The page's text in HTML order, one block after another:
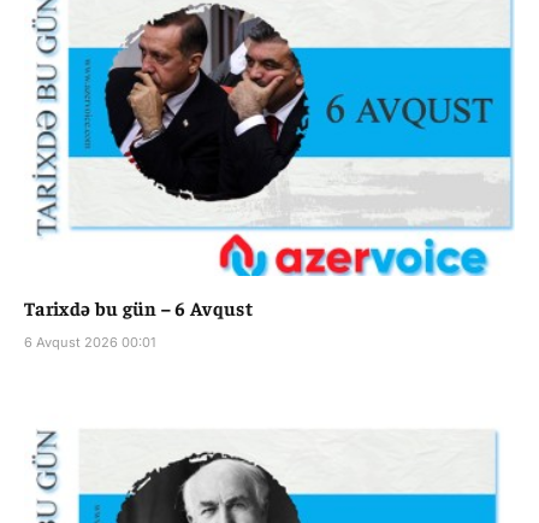
Tarixdə bu gün – 6 Avqust
6 Avqust 2026 00:01